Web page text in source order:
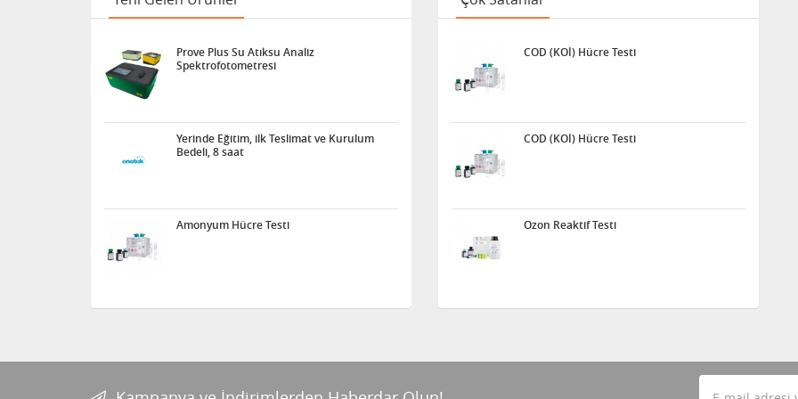
Prove Plus Su Atıksu Analiz
Spektrofotometresi
Yerinde Eğitim, ilk Teslimat ve Kurulum
Bedeli, 8 saat
Amonyum Hücre Testi
COD (KOİ) Hücre Testi
COD (KOİ) Hücre Testi
Ozon Reaktif Testi